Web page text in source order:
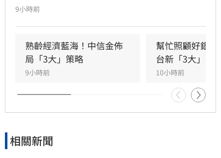
策、碳定價制度及企業轉型策略進行深度對話。
控總經理林維俊指出，論壇邁入第五年，致力協
助企業將永續轉化為國際競爭力。會中上銀、強
茂、宏碁及金寶等指標企業分享低碳實踐經驗。
台新新光金控憑藉優異的永續績效，不僅連續三
年獲標普全球永續年鑑銀行業全球前1%，更獲
MSCI ESG AAA最高評級，展現其帶領產業接軌
邁向永續發展的強力後盾。
9小時前
熟齡經濟藍海！中信金佈
局「3大」策略
9小時前
幫忙照顧好銀
台新「3大」防
10小時前
相關新聞